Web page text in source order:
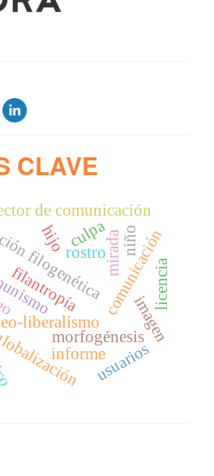
CLAVE
liberalismo
filogenética
morfogénesis
comunicación
de comunicación
filantropía
imagen
rostromirada
usuarios
informe
licencia
hijo culpa niño